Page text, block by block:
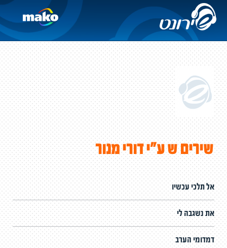
שירים ש ע"י דורי מנור
אל תלכי עכשיו
את נשגבה לי
דמדומי הערב